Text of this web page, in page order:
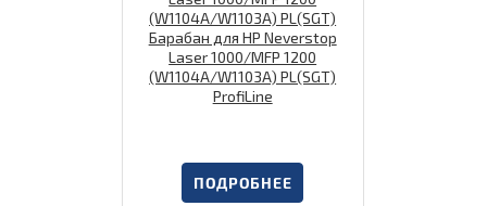
T) ProfiLine
ПОДРОБНЕЕ